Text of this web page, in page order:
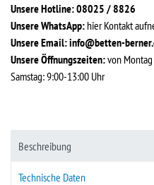
Unsere Hotline: 08025 / 8826
Unsere WhatsApp: hier Kontakt
Unsere Email:info@betten-
Unsere Öffnungszeiten:von
Samstag: 9:00-13:00 Uhr
Beschreibung
Technische Daten